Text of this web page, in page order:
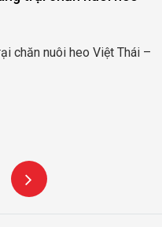
chăn nuôi heo Việt Thái –